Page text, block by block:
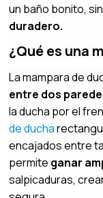
un baño bonito,
duradero.
¿Qué es una
La mampara de
entre dos
la ducha por el
de ducha
encajados entre
permite ganar
salpicaduras,